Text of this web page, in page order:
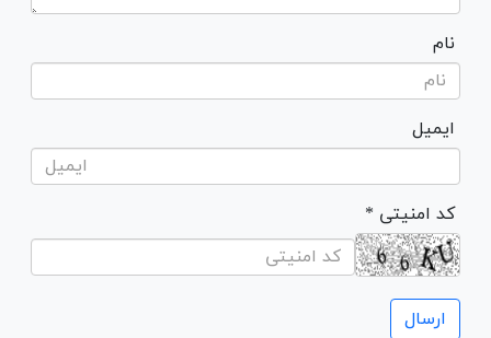
نام
ایمیل
* کد امنیتی